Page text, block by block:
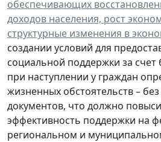
обеспечивающих
доходов населения, рост
структурные изменения в
создании условий для
социальной поддержки за
при наступлении у граждан
жизненных обстоятельств –
документов, что должно
эффективность поддержки на
региональном и